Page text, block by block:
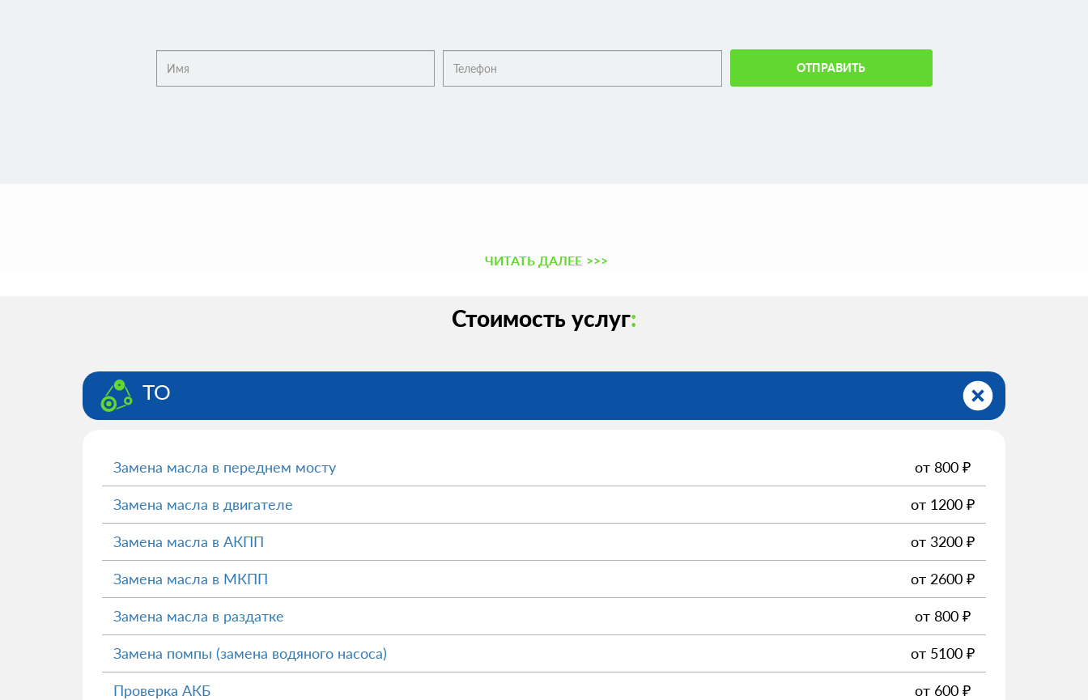
ОТПРАВИТЬ
ЧИТАТЬ ДАЛЕЕ >>>
Стоимость услуг:
ТО
Замена масла в переднем мосту от 800 ₽
Замена масла в двигателе от 1200 ₽
Замена масла в АКПП от 3200 ₽
Замена масла в МКПП от 2600 ₽
Замена масла в раздатке от 800 ₽
Замена помпы (замена водяного насоса) от 5100 ₽
Проверка АКБ от 600 ₽